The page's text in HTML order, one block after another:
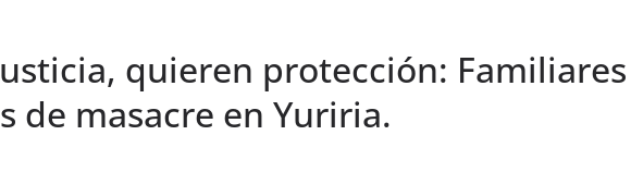
quieren protección: Familiares
de masacre en Yuriria.